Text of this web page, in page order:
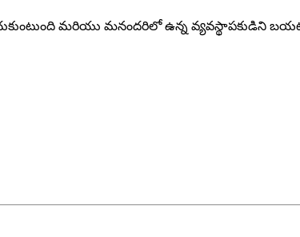
మరియు మనందరిలో ఉన్న వ్యవస్థాపకుడిని